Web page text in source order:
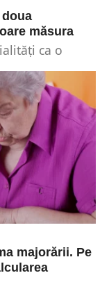
măsura
ca o
majorării. Pe